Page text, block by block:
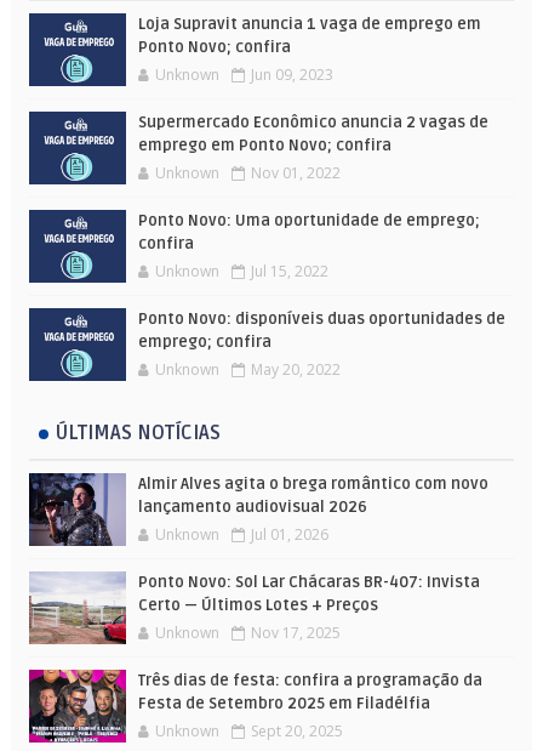
Loja Supravit anuncia 1 vaga de emprego em
Ponto Novo; confira
Unknown Jun 09, 2023
Supermercado Econômico anuncia 2 vagas de
emprego em Ponto Novo; confira
Unknown Nov 01, 2022
Ponto Novo: Uma oportunidade de emprego;
confira
Unknown Jul 15, 2022
Ponto Novo: disponíveis duas oportunidades de
emprego; confira
Unknown May 20, 2022
ÚLTIMAS NOTÍCIAS
Almir Alves agita o brega romântico com novo
lançamento audiovisual 2026
Unknown Jul 01, 2026
Ponto Novo: Sol Lar Chácaras BR-407: Invista
Certo — Últimos Lotes + Preços
Unknown Nov 17, 2025
Três dias de festa: confira a programação da
Festa de Setembro 2025 em Filadélfia
Unknown Sept 20, 2025